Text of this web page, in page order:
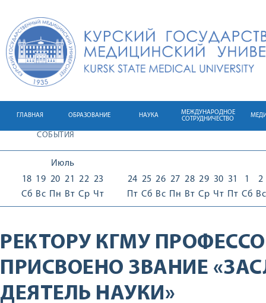
ГЛАВНАЯ ОБРАЗОВАНИЕ НАУКА
МЕЖДУНАРОДНОЕ
СОТРУДНИЧЕСТВО
СОБЫТИЯ
Июль
18
Сб
19
Вс
20
Пн
21
Вт
22
Ср
23
Чт
24
Пт
25
Сб
26
Вс
27
Пн
28
Вт
29
Ср
30
Чт
31
Пт
1
Сб
2
Вс
РЕКТОРУ КГМУ
ПРИСВОЕНО ЗВАНИЕ
ДЕЯТЕЛЬ НАУКИ»